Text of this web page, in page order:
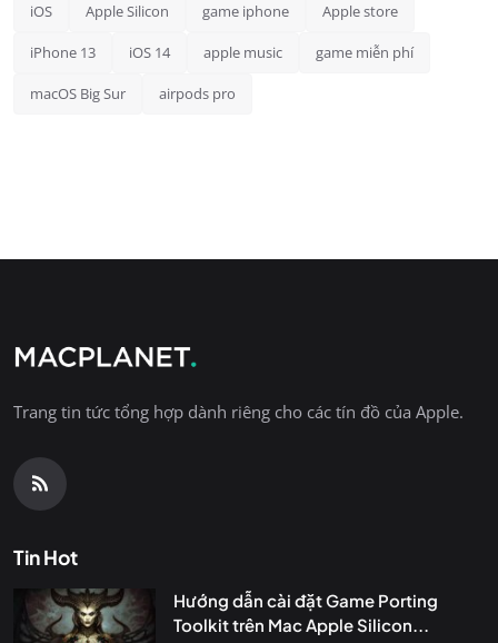
iOS Apple Silicon game iphone Apple store
iPhone 13 iOS 14 apple music game miễn phí
macOS Big Sur airpods pro
Trang tin tức tổng hợp dành riêng cho các tín đồ của Apple.
Tin Hot
Hướng dẫn cài đặt Game Porting
Toolkit trên Mac Apple Silicon...